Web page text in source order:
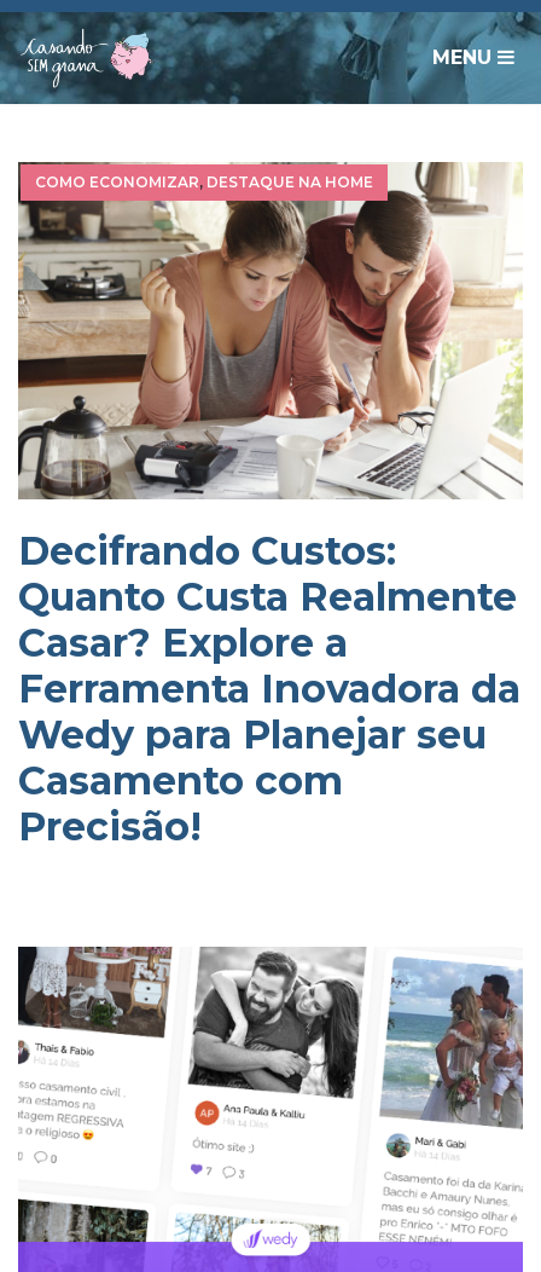
MENU
COMO ECONOMIZAR, DESTAQUE NA HOME
Decifrando Custos:
Quanto Custa Realmente
Casar? Explore a
Ferramenta Inovadora da
Wedy para Planejar seu
Casamento com
Precisão!